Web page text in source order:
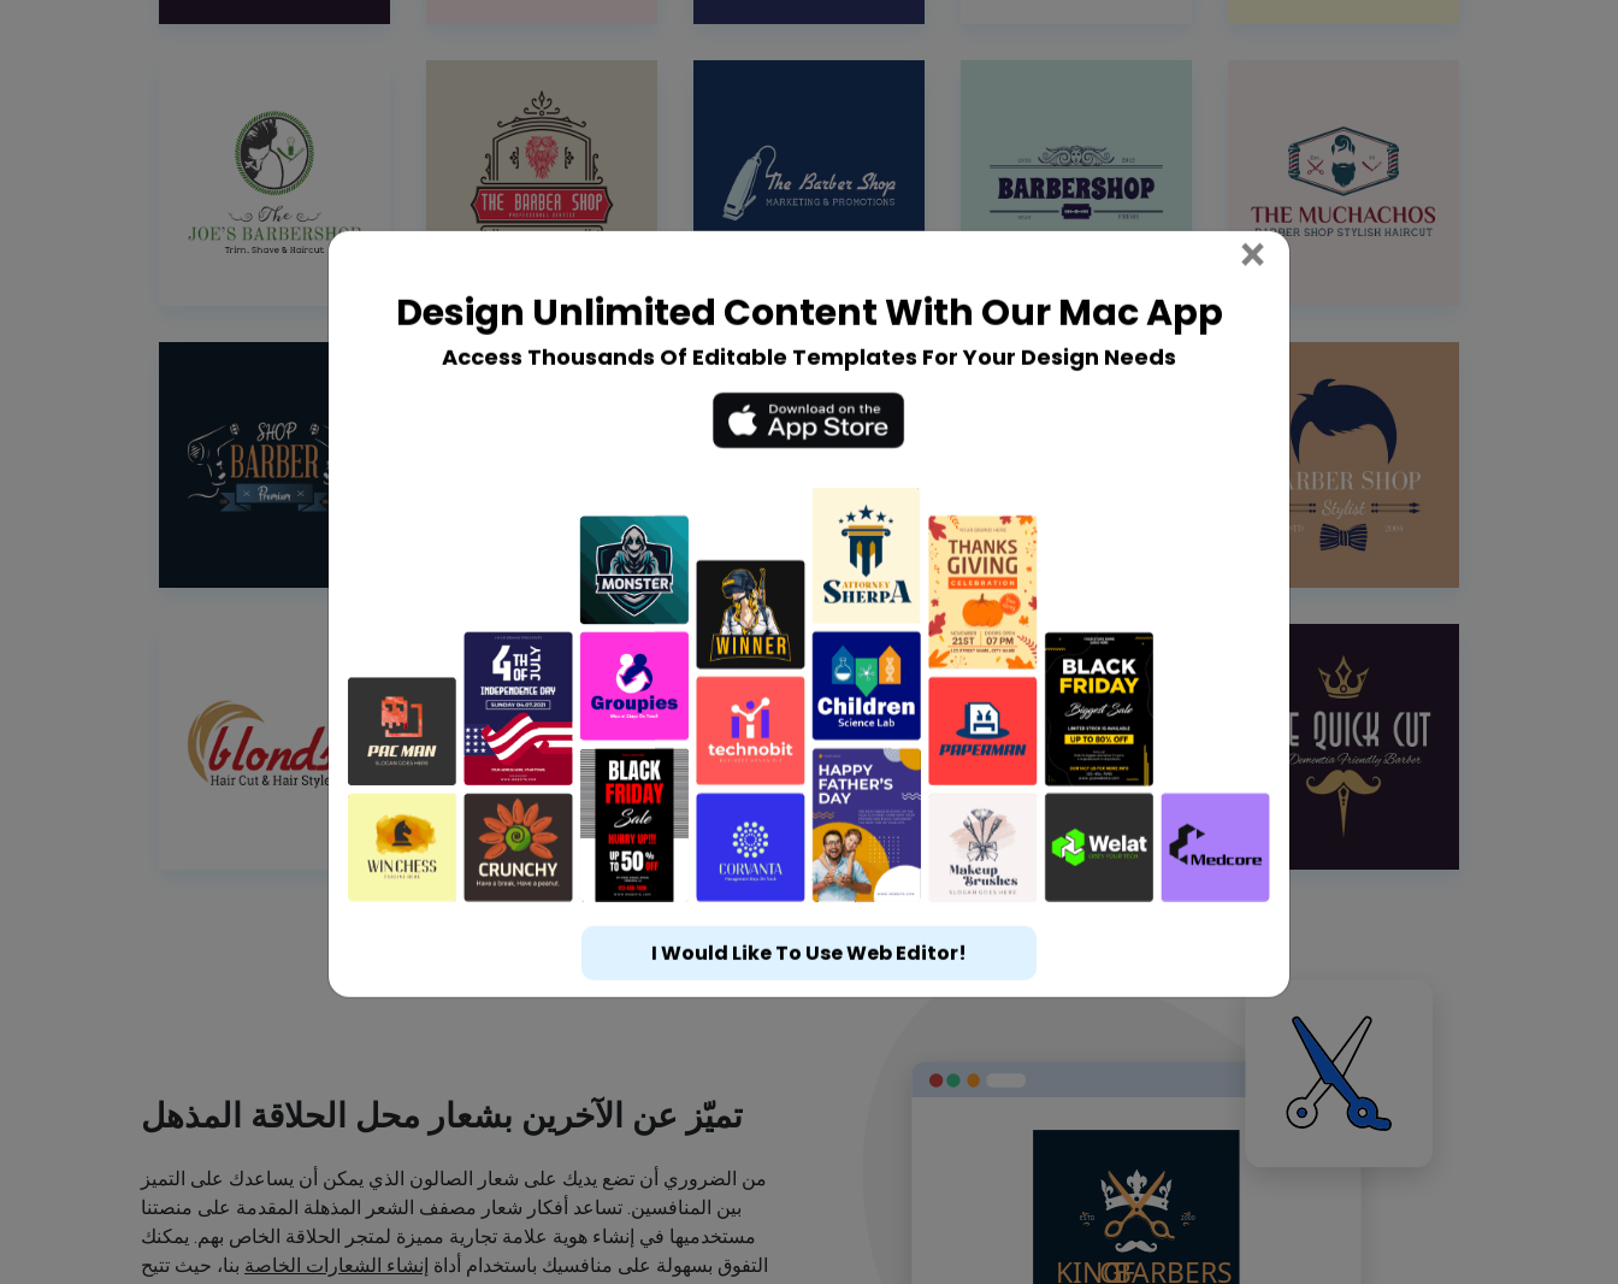
تميّز عن الآخرين بشعار محل الحلاقة المذهل
من الضروري أن تضع يديك على شعار الصالون الذي يمكن أن يساعدك على التميز
بين المنافسين. تساعد أفكار شعار مصفف الشعر المذهلة المقدمة على منصتنا
مستخدميها في إنشاء هوية علامة تجارية مميزة لمتجر الحلاقة الخاص بهم. يمكنك
التفوق بسهولة على منافسيك باستخدام أداة إنشاء الشعارات الخاصة بنا، حيث تتيح
Design Unlimited Content With Our Mac App
Access Thousands Of Editable Templates For Your Design Needs
× Close
I Would Like To Use Web Editor!